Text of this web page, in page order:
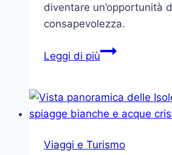
diventare un’opportunità
consapevolezza.
Leggi di piùViaggi
Cammino
di
per
Viaggi e Turismo